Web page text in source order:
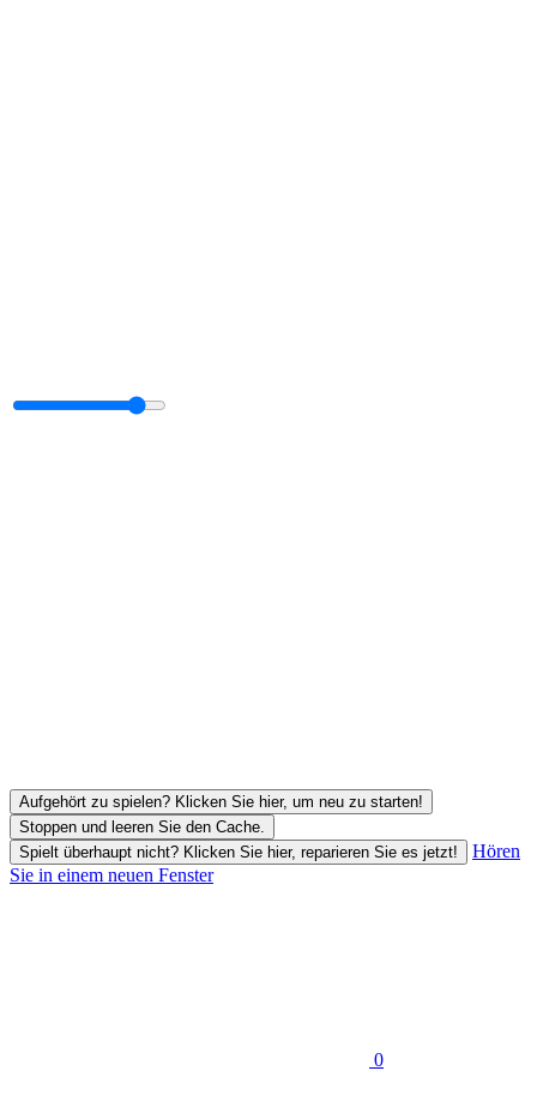
Aufgehört zu spielen? Klicken Sie hier, um neu zu starten!
Stoppen und leeren Sie den Cache.
Spielt überhaupt nicht? Klicken Sie hier, reparieren Sie es jetzt!
Hören
Sie in einem neuen Fenster
0